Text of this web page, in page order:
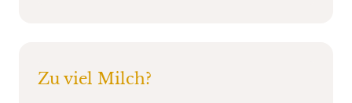
Zu viel Milch?